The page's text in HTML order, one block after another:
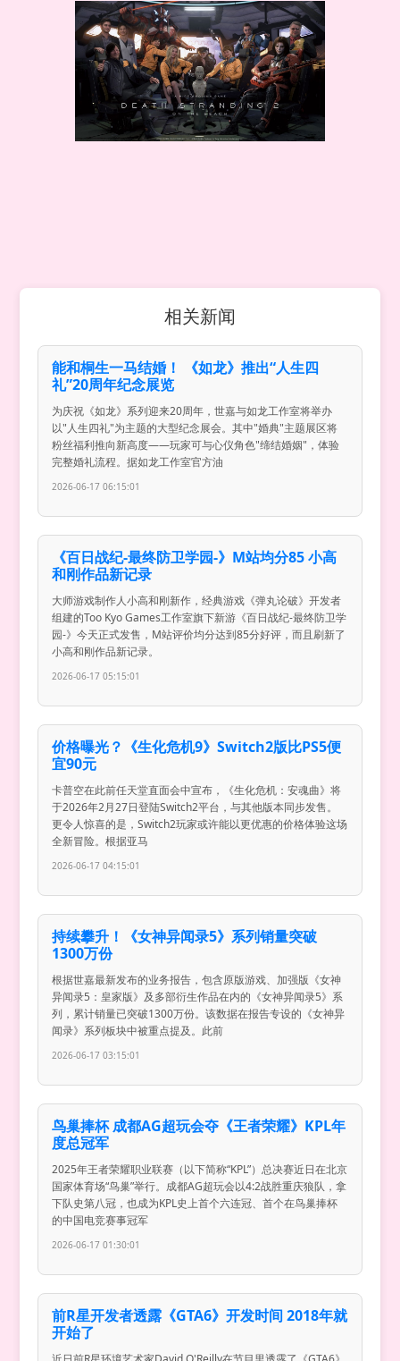
相关新闻
能和桐生一马结婚！ 《如龙》推出“人生四
礼”20周年纪念展览
为庆祝《如龙》系列迎来20周年，世嘉与如龙工作室将举办
以"人生四礼"为主题的大型纪念展会。其中"婚典"主题展区将
粉丝福利推向新高度——玩家可与心仪角色"缔结婚姻"，体验
完整婚礼流程。据如龙工作室官方油
2026-06-17 06:15:01
《百日战纪-最终防卫学园-》M站均分85 小高
和刚作品新记录
大师游戏制作人小高和刚新作，经典游戏《弹丸论破》开发者
组建的Too Kyo Games工作室旗下新游《百日战纪-最终防卫学
园-》今天正式发售，M站评价均分达到85分好评，而且刷新了
小高和刚作品新记录。
2026-06-17 05:15:01
价格曝光？《生化危机9》Switch2版比PS5便
宜90元
卡普空在此前任天堂直面会中宣布，《生化危机：安魂曲》将
于2026年2月27日登陆Switch2平台，与其他版本同步发售。
更令人惊喜的是，Switch2玩家或许能以更优惠的价格体验这场
全新冒险。根据亚马
2026-06-17 04:15:01
持续攀升！《女神异闻录5》系列销量突破
1300万份
根据世嘉最新发布的业务报告，包含原版游戏、加强版《女神
异闻录5：皇家版》及多部衍生作品在内的《女神异闻录5》系
列，累计销量已突破1300万份。该数据在报告专设的《女神异
闻录》系列板块中被重点提及。此前
2026-06-17 03:15:01
鸟巢捧杯 成都AG超玩会夺《王者荣耀》KPL年
度总冠军
2025年王者荣耀职业联赛（以下简称“KPL”）总决赛近日在北京
国家体育场“鸟巢”举行。成都AG超玩会以4:2战胜重庆狼队，拿
下队史第八冠，也成为KPL史上首个六连冠、首个在鸟巢捧杯
的中国电竞赛事冠军
2026-06-17 01:30:01
前R星开发者透露《GTA6》开发时间 2018年就
开始了